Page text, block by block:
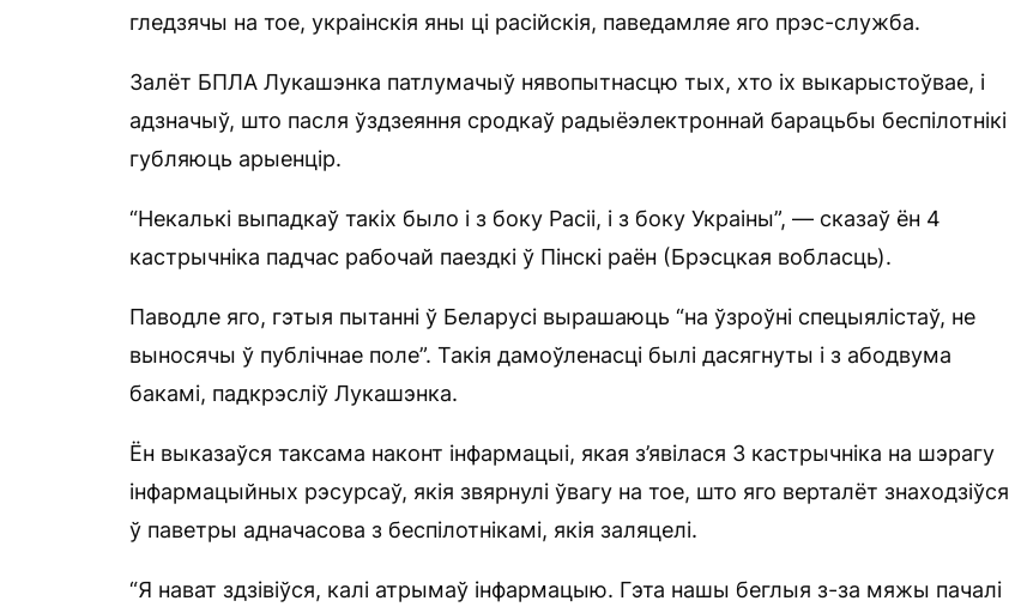
гледзячы на ​​тое, украінскія яны ці расійскія, паведамляе яго прэс-служба.
Залёт БПЛА Лукашэнка патлумачыў нявопытнасцю тых, хто іх выкарыстоўвае, і
адзначыў, што пасля ўздзеяння сродкаў радыёэлектроннай барацьбы беспілотнікі
губляюць арыенцір.
“Некалькі выпадкаў такіх было і з боку Расіі, і з боку Украіны”, — сказаў ён 4
кастрычніка падчас рабочай паездкі ў Пінскі раён (Брэсцкая вобласць).
Паводле яго, гэтыя пытанні ў Беларусі вырашаюць “на ўзроўні спецыялістаў, не
выносячы ў публічнае поле”. Такія дамоўленасці былі дасягнуты і з абодвума
бакамі, падкрэсліў Лукашэнка.
Ён выказаўся таксама наконт інфармацыі, якая з’явілася 3 кастрычніка на шэрагу
інфармацыйных рэсурсаў, якія звярнулі ўвагу на тое, што яго верталёт знаходзіўся
ў паветры адначасова з беспілотнікамі, якія заляцелі.
“Я нават здзівіўся, калі атрымаў інфармацыю. Гэта нашы беглыя з-за мяжы пачалі